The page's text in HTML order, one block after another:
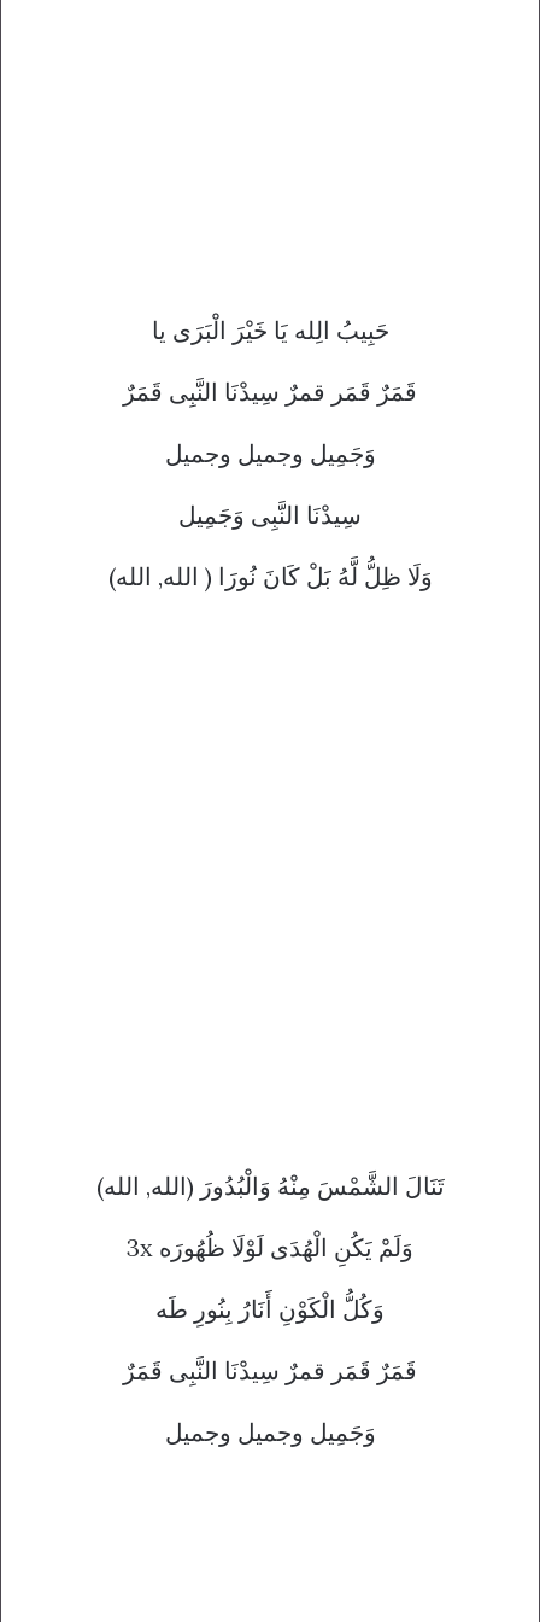
حَبِيبُ الِله يَا خَيْرَ الْبَرَى يا
قَمَرٌ قَمَر قمرٌ سِيدْنَا النَّبِى قَمَرٌ
وَجَمِيل وجميل وجميل
سِيدْنَا النَّبِى وَجَمِيل
(وَلَا ظِلُّ لَّهُ بَلْ كَانَ نُورَا ( الله, الله
(تَنَالَ الشَّمْسَ مِنْهُ وَالْبُدُورَ (الله, الله
3x وَلَمْ يَكُنِ الْهُدَى لَوْلَا ظُهُورَه
وَكُلُّ الْكَوْنِ أَنَارُ بِنُورِ طَه
قَمَرٌ قَمَر قمرٌ سِيدْنَا النَّبِى قَمَرٌ
وَجَمِيل وجميل وجميل